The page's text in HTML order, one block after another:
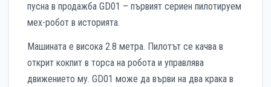
пусна в продажба GD01 – първият сериен пилотируем
мех-робот в историята.
Машината е висока 2.8 метра. Пилотът се качва в
открит кокпит в торса на робота и управлява
движението му. GD01 може да върви на два крака в